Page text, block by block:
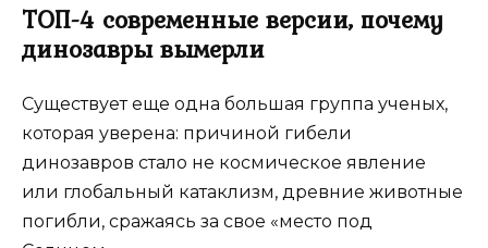
ТОП-4 современные версии, почему
динозавры вымерли
Существует еще одна большая группа ученых,
которая уверена: причиной гибели
динозавров стало не космическое явление
или глобальный катаклизм, древние животные
погибли, сражаясь за свое «место под